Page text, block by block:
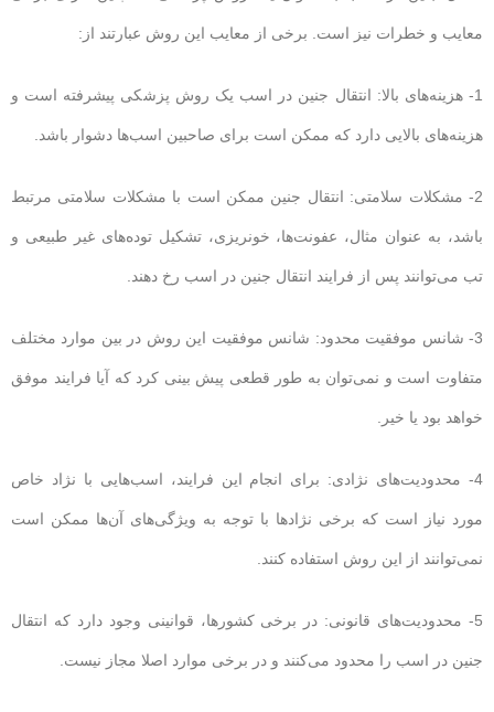
معایب و خطرات نیز است. برخی از معایب این روش عبارتند از:
1- هزینه‌های بالا: انتقال جنین در اسب یک روش پزشکی پیشرفته است و
هزینه‌های بالایی دارد که ممکن است برای صاحبین اسب‌ها دشوار باشد.
2- مشکلات سلامتی: انتقال جنین ممکن است با مشکلات سلامتی مرتبط
باشد، به عنوان مثال، عفونت‌ها، خونریزی، تشکیل توده‌های غیر طبیعی و
تب می‌توانند پس از فرایند انتقال جنین در اسب رخ دهند.
3- شانس موفقیت محدود: شانس موفقیت این روش در بین موارد مختلف
متفاوت است و نمی‌توان به طور قطعی پیش بینی کرد که آیا فرایند موفق
خواهد بود یا خیر.
4- محدودیت‌های نژادی: برای انجام این فرایند، اسب‌هایی با نژاد خاص
مورد نیاز است که برخی نژادها با توجه به ویژگی‌های آن‌ها ممکن است
نمی‌توانند از این روش استفاده کنند.
5- محدودیت‌های قانونی: در برخی کشورها، قوانینی وجود دارد که انتقال
جنین در اسب را محدود می‌کنند و در برخی موارد اصلا مجاز نیست.